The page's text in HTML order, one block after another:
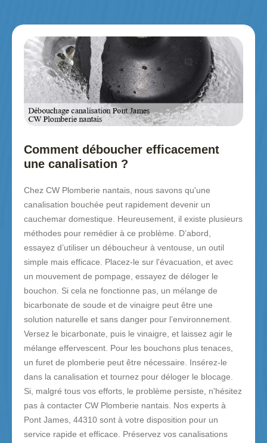
Comment déboucher efficacement
une canalisation ?
Chez CW Plomberie nantais, nous savons qu'une
canalisation bouchée peut rapidement devenir un
cauchemar domestique. Heureusement, il existe plusieurs
méthodes pour remédier à ce problème. D’abord,
essayez d’utiliser un déboucheur à ventouse, un outil
simple mais efficace. Placez-le sur l'évacuation, et avec
un mouvement de pompage, essayez de déloger le
bouchon. Si cela ne fonctionne pas, un mélange de
bicarbonate de soude et de vinaigre peut être une
solution naturelle et sans danger pour l’environnement.
Versez le bicarbonate, puis le vinaigre, et laissez agir le
mélange effervescent. Pour les bouchons plus tenaces,
un furet de plomberie peut être nécessaire. Insérez-le
dans la canalisation et tournez pour déloger le blocage.
Si, malgré tous vos efforts, le problème persiste, n'hésitez
pas à contacter CW Plomberie nantais. Nos experts à
Pont James, 44310 sont à votre disposition pour un
service rapide et efficace. Préservez vos canalisations